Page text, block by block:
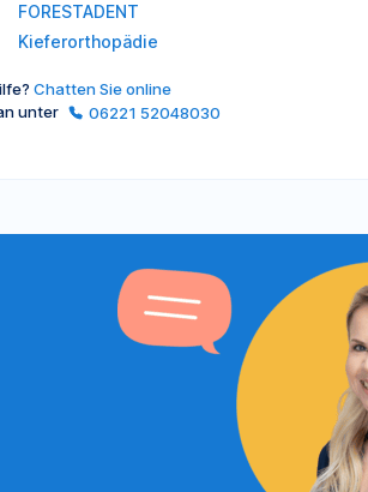
FORESTADENT
Kieferorthopädie
Chatten Sie online
unter
06221 52048030